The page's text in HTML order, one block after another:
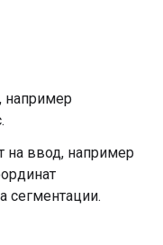
например
на ввод, например
сегментации.